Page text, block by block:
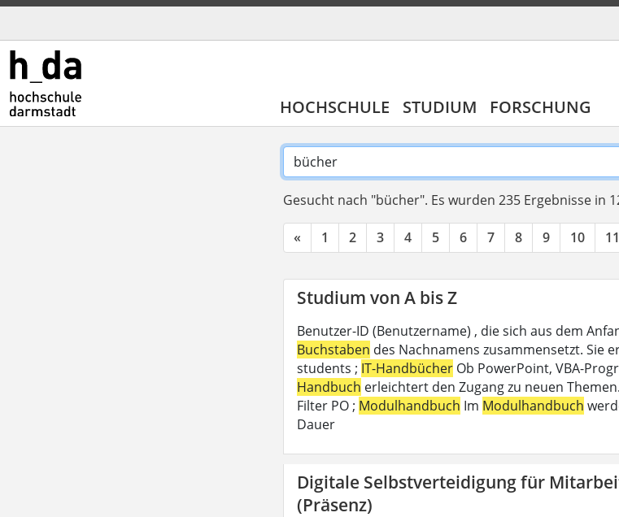
HOCHSCHULE STUDIUM FORSCHUNG
Gesucht nach "bücher". Es wurden 235 Ergebnisse in
« 1 2 3 4 5 6 7 8 9 10 11
Studium von A bis Z
Benutzer-ID (Benutzername) , die sich aus dem
Buchstaben des Nachnamens zusammensetzt. Sie
students ; IT-Handbücher Ob PowerPoint, VBA-
Handbuch erleichtert den Zugang zu neuen
Filter PO ; Modulhandbuch Im Modulhandbuch
Dauer
Digitale Selbstverteidigung für
(Präsenz)